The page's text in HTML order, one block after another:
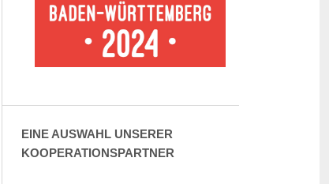
EINE AUSWAHL UNSERER
KOOPERATIONSPARTNER